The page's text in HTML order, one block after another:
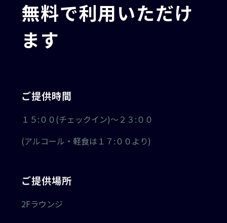
無料で利用いただけ
ます
ご提供時間
１５:００(チェックイン)～２３:００
(アルコール・軽食は１７:００より)
ご提供場所
2Fラウンジ